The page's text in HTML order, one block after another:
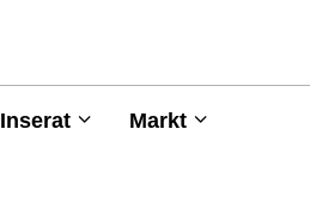
Inserat Markt